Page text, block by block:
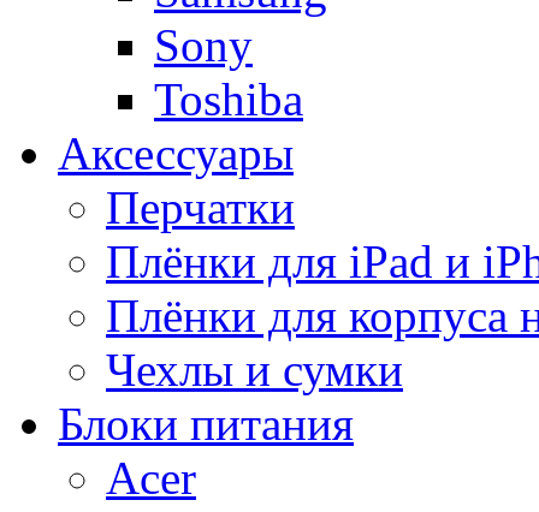
Sony
Toshiba
Аксессуары
Перчатки
Плёнки для iPad и
Плёнки для корпуса
Чехлы и сумки
Блоки питания
Acer